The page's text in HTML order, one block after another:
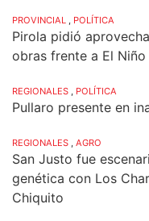
PROVINCIAL , POLÍTICA
Pirola pidió
obras frente a El Niño
REGIONALES , POLÍTICA
Pullaro presente en
REGIONALES , AGRO
San Justo fue
genética con Los
Chiquito